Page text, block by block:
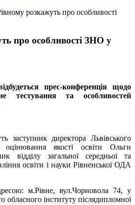
розкажуть про особливості
про особливості ЗНО у
прес-конференція щодо
тестування та особливостей
заступник директора Львівського
оцінювання якості освіти Ольги
відділу загальної середньої та
освіти і науки Рівненської ОДА
м.Рівне, вул.Чорновола 74, у
обласного інституту післядипломної